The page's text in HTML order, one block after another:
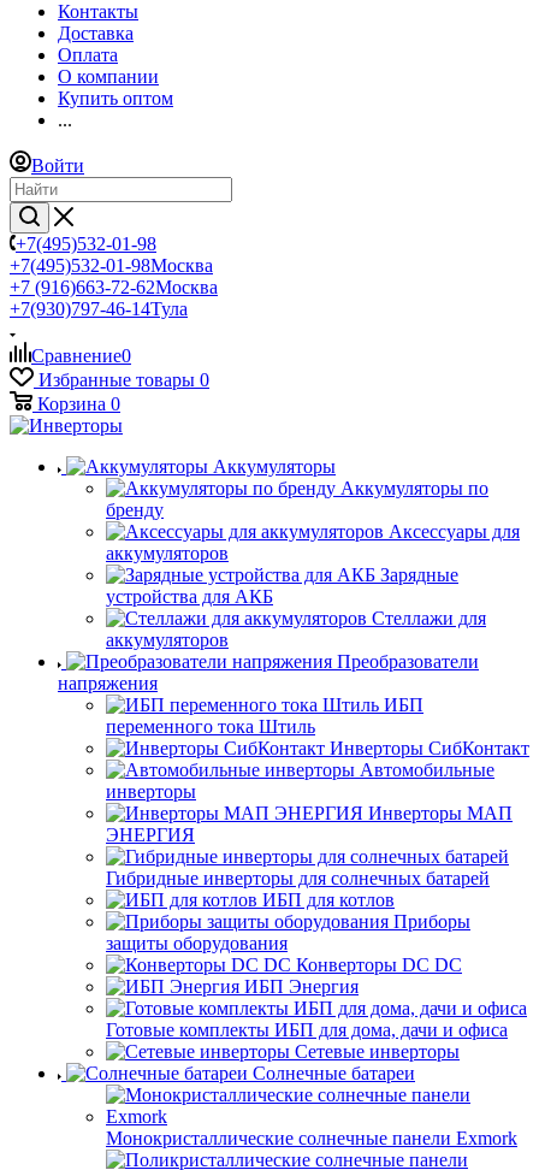
Контакты
Доставка
Оплата
О компании
Купить оптом
...
Войти
+7(495)532-01-98
+7(495)532-01-98Москва
+7 (916)663-72-62Москва
+7(930)797-46-14Тула
Сравнение0
Избранные товары 0
Корзина 0
Аккумуляторы
Аккумуляторы по
бренду
Аксессуары для
аккумуляторов
Зарядные
устройства для АКБ
Стеллажи для
аккумуляторов
Преобразователи
напряжения
ИБП
переменного тока Штиль
Инверторы СибКонтакт
Автомобильные
инверторы
Инверторы МАП
ЭНЕРГИЯ
Гибридные инверторы для солнечных батарей
ИБП для котлов
Приборы
защиты оборудования
Конверторы DC DC
ИБП Энергия
Готовые комплекты ИБП для дома, дачи и офиса
Сетевые инверторы
Солнечные батареи
Монокристаллические солнечные панели Exmork